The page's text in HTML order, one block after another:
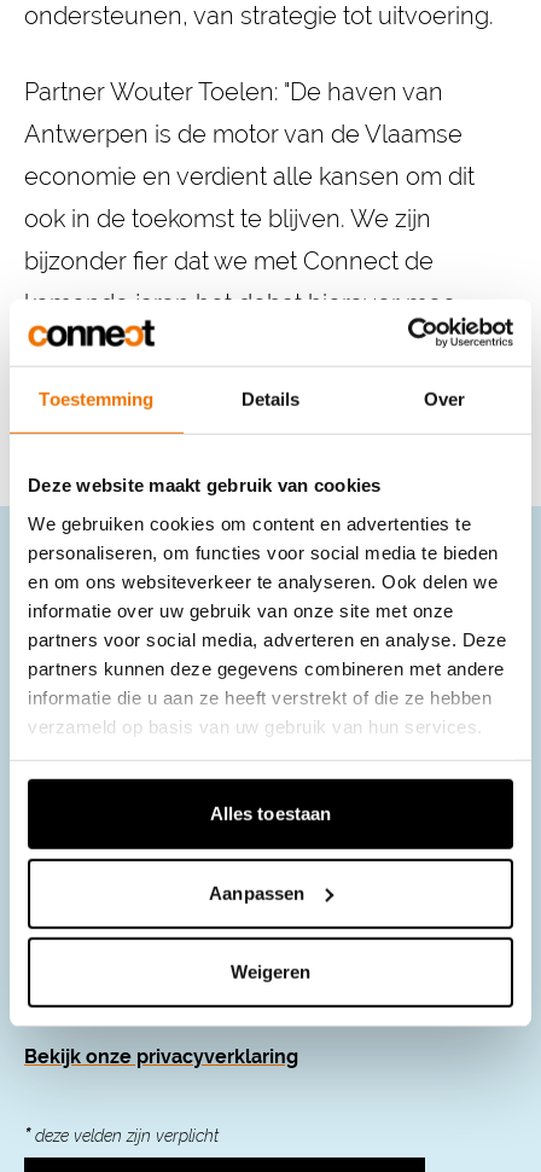
Toestemming Details Over
Deze website maakt gebruik van cookies
We gebruiken cookies om content en advertenties te
personaliseren, om functies voor social media te bieden
en om ons websiteverkeer te analyseren. Ook delen we
informatie over uw gebruik van onze site met onze
partners voor social media, adverteren en analyse. Deze
partners kunnen deze gegevens combineren met andere
informatie die u aan ze heeft verstrekt of die ze hebben
verzameld op basis van uw gebruik van hun services.
Alles toestaan
Aanpassen
Weigeren
ondersteunen, van strategie tot uitvoering.
Partner Wouter Toelen: "De haven van
Antwerpen is de motor van de Vlaamse
economie en verdient alle kansen om dit
ook in de toekomst te blijven. We zijn
bijzonder fier dat we met Connect de
komende jaren het debat hierover mee
mogen sturen in samenwerking met de
verschillende belanghebbenden."
Gratis communicatietips in
jouw mailbox?
Ik ga akkoord met het privacybeleid*
Bekijk onze privacyverklaring
*deze velden zijn verplicht